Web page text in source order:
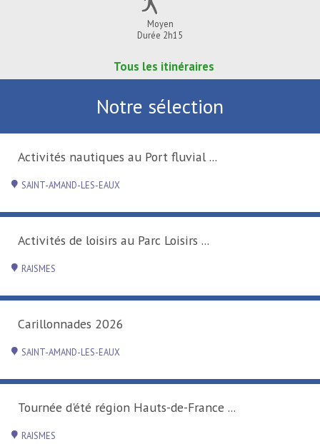
Moyen
Durée 2h15
Tous les itinéraires
Notre sélection
Activités nautiques au Port fluvial ...
SAINT-AMAND-LES-EAUX
Activités de loisirs au Parc Loisirs ...
RAISMES
Carillonnades 2026
SAINT-AMAND-LES-EAUX
Tournée d'été région Hauts-de-France ...
RAISMES